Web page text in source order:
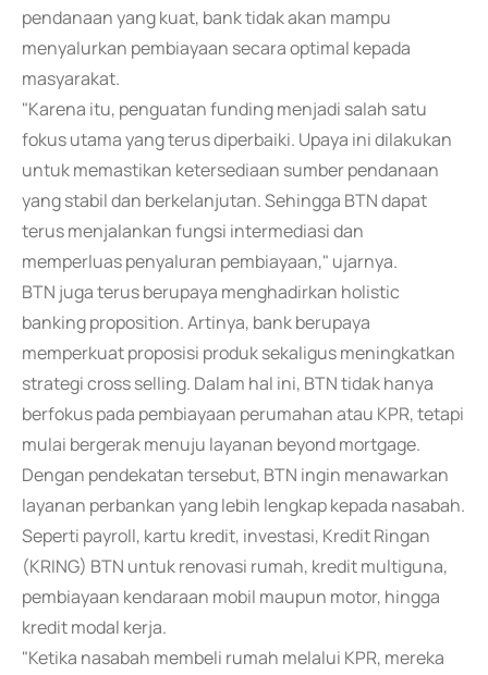
pendanaan yang kuat, bank tidak akan mampu
menyalurkan pembiayaan secara optimal kepada
masyarakat.
"Karena itu, penguatan funding menjadi salah satu
fokus utama yang terus diperbaiki. Upaya ini dilakukan
untuk memastikan ketersediaan sumber pendanaan
yang stabil dan berkelanjutan. Sehingga BTN dapat
terus menjalankan fungsi intermediasi dan
memperluas penyaluran pembiayaan," ujarnya.
BTN juga terus berupaya menghadirkan holistic
banking proposition. Artinya, bank berupaya
memperkuat proposisi produk sekaligus meningkatkan
strategi cross selling. Dalam hal ini, BTN tidak hanya
berfokus pada pembiayaan perumahan atau KPR, tetapi
mulai bergerak menuju layanan beyond mortgage.
Dengan pendekatan tersebut, BTN ingin menawarkan
layanan perbankan yang lebih lengkap kepada nasabah.
Seperti payroll, kartu kredit, investasi, Kredit Ringan
(KRING) BTN untuk renovasi rumah, kredit multiguna,
pembiayaan kendaraan mobil maupun motor, hingga
kredit modal kerja.
"Ketika nasabah membeli rumah melalui KPR, mereka